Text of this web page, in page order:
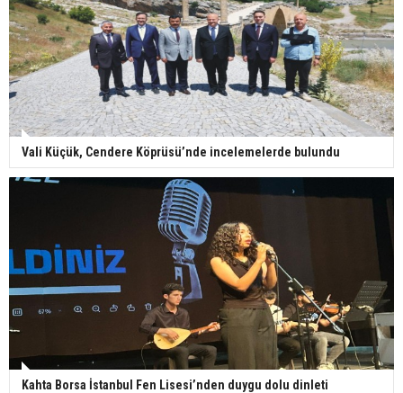
Vali Küçük, Cendere Köprüsü’nde incelemelerde bulundu
Kahta Borsa İstanbul Fen Lisesi’nden duygu dolu dinleti